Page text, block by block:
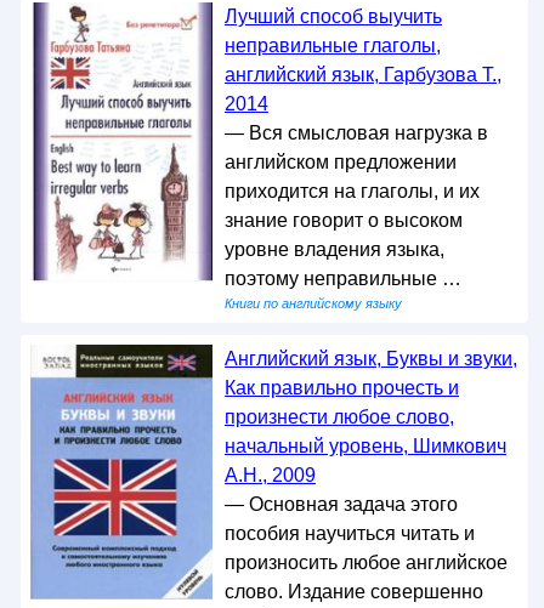
Лучший способ выучить
неправильные глаголы,
английский язык, Гарбузова Т.,
2014
— Вся смысловая нагрузка в
английском предложении
приходится на глаголы, и их
знание говорит о высоком
уровне владения языка,
поэтому неправильные …
Книги по английскому языку
Английский язык, Буквы и звуки,
Как правильно прочесть и
произнести любое слово,
начальный уровень, Шимкович
А.Н., 2009
— Основная задача этого
пособия научиться читать и
произносить любое английское
слово. Издание совершенно